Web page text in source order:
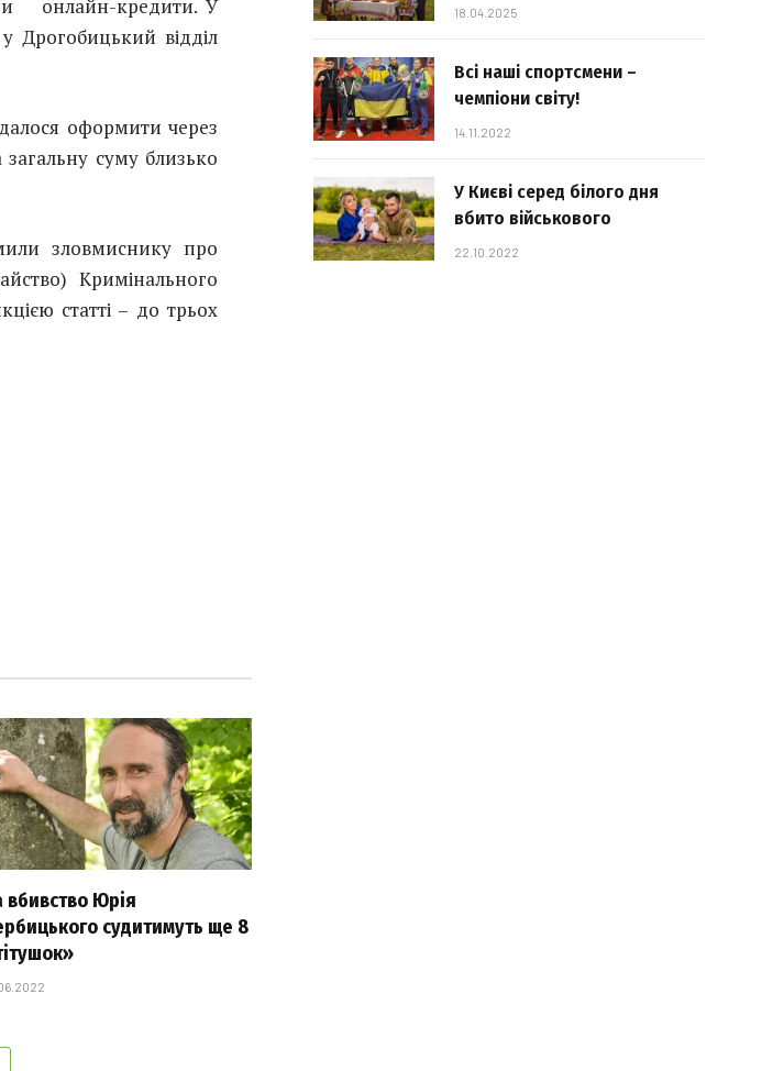
онлайн-кредити. У
Дрогобицький відділ
оформити через
загальну суму близько
зловмиснику про
Кримінального
статті – до трьох
вбивство Юрія
судитимуть ще 8
18.04.2025
Всі наші спортсмени –
чемпіони світу!
14.11.2022
У Києві серед білого дня
вбито військового
22.10.2022